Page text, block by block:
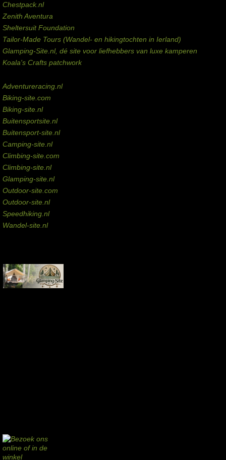
Chestpack.nl
Zenith Aventura
Sheltersuit Foundation
Tailor-Made Tours (Wandel- en hikingtochten in Ierland)
Glamping-Site.nl, dé site voor liefhebbers van luxe kamperen
Koala's Crafts patchwork
Adventureracing.nl
Biking-site.com
Biking-site.nl
Buitensportsite.nl
Buitensport-site.nl
Camping-site.nl
Climbing-site.com
Climbing-site.nl
Glamping-site.nl
Outdoor-site.com
Outdoor-site.nl
Speedhiking.nl
Wandel-site.nl